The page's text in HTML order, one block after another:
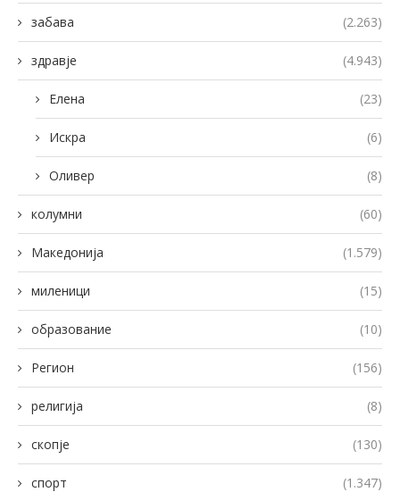
забава (2.263)
здравје (4.943)
Елена (23)
Искра (6)
Оливер (8)
колумни (60)
Македонија (1.579)
миленици (15)
образование (10)
Регион (156)
религија (8)
скопје (130)
спорт (1.347)